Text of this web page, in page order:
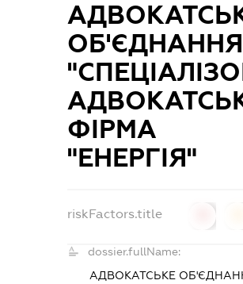
ОБ'ЄДНАННЯ
ФІРМА
"ЕНЕРГІЯ"
riskFactors.title
dossier.fullName:
АДВОКАТСЬКЕ